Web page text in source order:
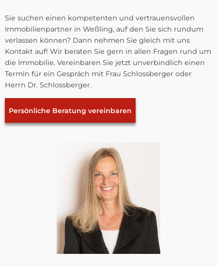
Sie suchen einen kompetenten und vertrauensvollen
Immobilienpartner in Weßling, auf den Sie sich rundum
verlassen können? Dann nehmen Sie gleich mit uns
Kontakt auf! Wir beraten Sie gern in allen Fragen rund um
die Immobilie. Vereinbaren Sie jetzt unverbindlich einen
Termin für ein Gespräch mit Frau Schlossberger oder
Herrn Dr. Schlossberger.
Persönliche Beratung vereinbaren